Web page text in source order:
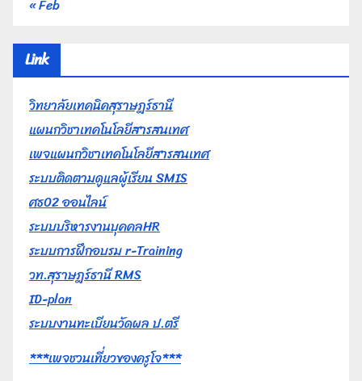
« Feb
Link
วิทยาลัยเทคนิคสุราษฎร์ธานี
แผนกวิชาเทคโนโลยีสารสนเทศ
เพจแผนกวิชาเทคโนโลยีสารสนเทศ
ระบบติดตามดูแลผู้เรียน SMIS
ศธ02 ออนไลน์
ระบบบริหารงานบุคคลHR
ระบบการฝึกอบรม r-Training
วท.สุราษฎร์ธานี RMS
ID-plan
ระบบงานทะเบียนวัดผล ป.ตรี
***เพจชวนเที่ยวของครูโจ***